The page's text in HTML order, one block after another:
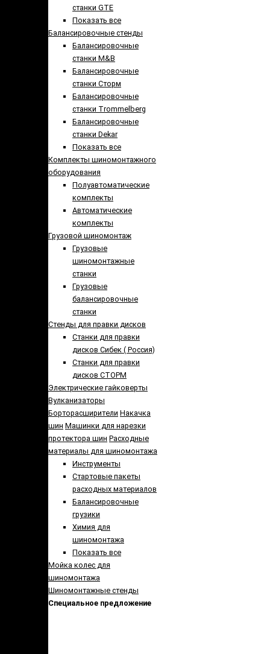
станки GTE
Показать все
Балансировочные стенды
Балансировочные
станки M&B
Балансировочные
станки Сторм
Балансировочные
станки Trommelberg
Балансировочные
станки Dekar
Показать все
Комплекты шиномонтажного
оборудования
Полуавтоматические
комплекты
Автоматические
комплекты
Грузовой шиномонтаж
Грузовые
шиномонтажные
станки
Грузовые
балансировочные
станки
Стенды для правки дисков
Cтанки для правки
дисков Сибек ( Россия)
Станки для правки
дисков СТОРМ
Электрические гайковерты
Вулканизаторы
Борторасширители Накачка
шин Машинки для нарезки
протектора шин Расходные
материалы для шиномонтажа
Инструменты
Стартовые пакеты
расходных материалов
Балансировочные
грузики
Химия для
шиномонтажа
Показать все
Мойка колес для
шиномонтажа
Шиномонтажные стенды
Специальное предложение